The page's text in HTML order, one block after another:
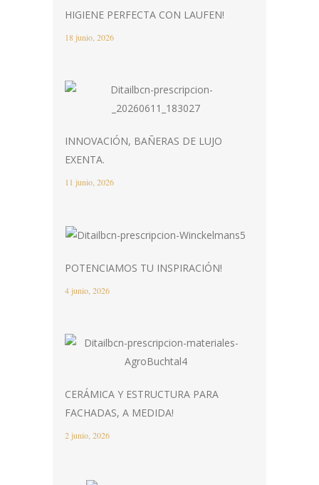
HIGIENE PERFECTA CON LAUFEN!
18 junio, 2026
INNOVACIÓN, BAÑERAS DE LUJO
EXENTA.
11 junio, 2026
POTENCIAMOS TU INSPIRACIÓN!
4 junio, 2026
CERÁMICA Y ESTRUCTURA PARA
FACHADAS, A MEDIDA!
2 junio, 2026